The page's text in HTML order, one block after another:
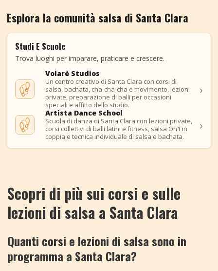
Esplora la comunità salsa di Santa Clara
Studi E Scuole
Trova luoghi per imparare, praticare e crescere.
Volaré Studios
Un centro creativo di Santa Clara con corsi di
salsa, bachata, cha-cha-cha e movimento, lezioni
private, preparazione di balli per occasioni
speciali e affitto dello studio.
›
Artista Dance School
Scuola di danza di Santa Clara con lezioni private,
corsi collettivi di balli latini e fitness, salsa On1 in
coppia e tecnica individuale di salsa e bachata.
›
Scopri di più sui corsi e sulle
lezioni di salsa a Santa Clara
Quanti corsi e lezioni di salsa sono in
programma a Santa Clara?